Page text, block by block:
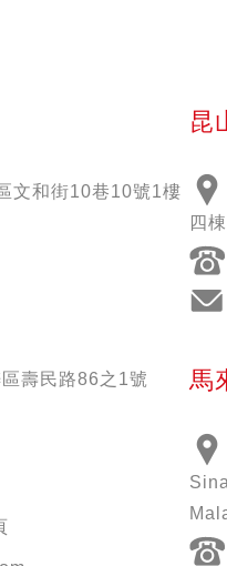
文和街10巷10號1樓
壽民路86之1號
昆
四
馬